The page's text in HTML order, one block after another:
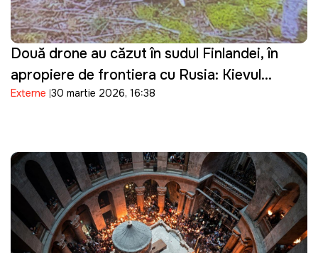
Două drone au căzut în sudul Finlandei, în
apropiere de frontiera cu Rusia: Kievul
prezintă scuze
Externe 30 martie 2026, 16:38